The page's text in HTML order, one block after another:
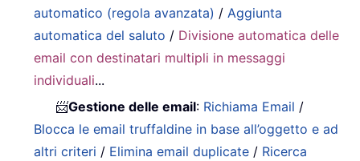
automatico (regola avanzata) /Aggiunta
automatica del saluto / Divisione automatica delle
email con destinatari multipli in messaggi
individuali...
📨Gestione delle email: Richiama Email /
Blocca le email truffaldine in base all’oggetto e ad
altri criteri / Elimina email duplicate / Ricerca